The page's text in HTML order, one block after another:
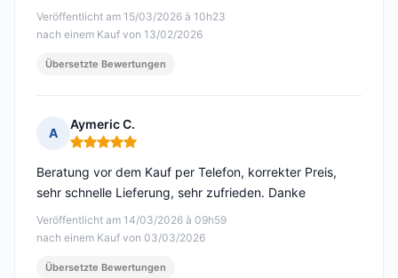
Veröffentlicht am 15/03/2026 à 10h23
nach einem Kauf von 13/02/2026
Übersetzte Bewertungen
A
Aymeric C.
Hinweis: 5 von 5
Veröffentlicht am 14/03/2026 à 09h59
nach einem Kauf von 03/03/2026
Beratung vor dem Kauf per Telefon, korrekter Preis,
sehr schnelle Lieferung, sehr zufrieden. Danke
Übersetzte Bewertungen